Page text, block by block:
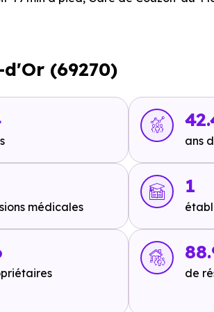
soit 20 min en voiture ou à 10.5 km,
2h 15 min à pied
soit 17 min en voiture ou à 7.8 km,
(69270)
ans
médicales
1
de